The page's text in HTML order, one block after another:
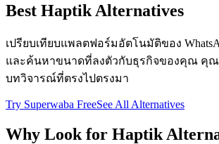
Best Haptik Alternatives
เปรียบเทียบแพลตฟอร์มอัตโนมัติของ
และค้นหาขนาดที่ลงตัวกับธุรกิจของคุณ คุณ
บทวิจารณ์ที่ตรงไปตรงมา
Try Superwaba FreeSee All Alternatives
Why Look for Haptik